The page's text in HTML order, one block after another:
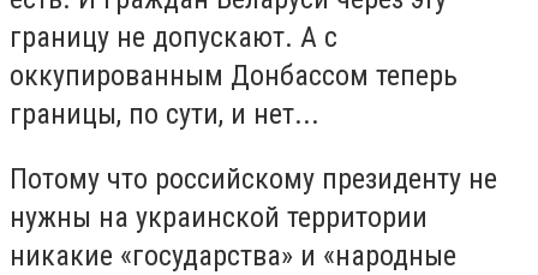
границу не допускают. А с
оккупированным Донбассом теперь
границы, по сути, и нет...
Потому что российскому президенту не
нужны на украинской территории
никакие «государства» и «народные